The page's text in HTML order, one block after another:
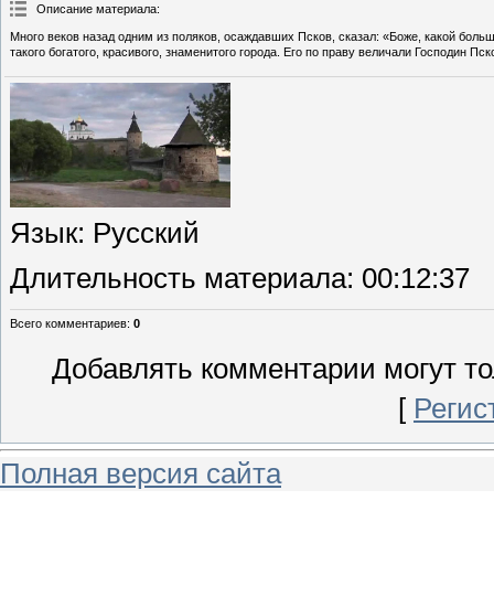
Описание материала:
Много веков назад одним из поляков, осаждавших Псков, сказал: «Боже, какой
такого богатого, красивого, знаменитого города. Его по праву величали Господин
Язык: Русский
Длительность материала: 00:12:37
Всего комментариев: 0
Добавлять комментарии могут
[
Полная версия сайта